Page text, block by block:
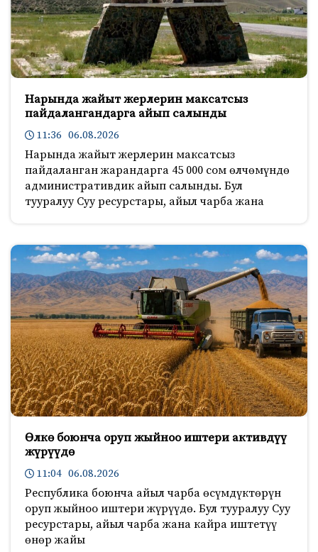
Нарында жайыт жерлерин максатсыз
пайдалангандарга айып салынды
11:36 06.08.2026
Нарында жайыт жерлерин максатсыз
пайдаланган жарандарга 45 000 сом өлчөмүндө
административдик айып салынды. Бул
тууралуу Суу ресурстары, айыл чарба жана
Өлкө боюнча оруп жыйноо иштери активдүү
жүрүүдө
11:04 06.08.2026
Республика боюнча айыл чарба өсүмдүктөрүн
оруп жыйноо иштери жүрүүдө. Бул тууралуу Суу
ресурстары, айыл чарба жана кайра иштетүү
өнөр жайы